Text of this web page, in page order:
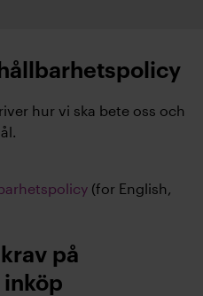
hur vi ska bete oss och
(for English,
på
inköp